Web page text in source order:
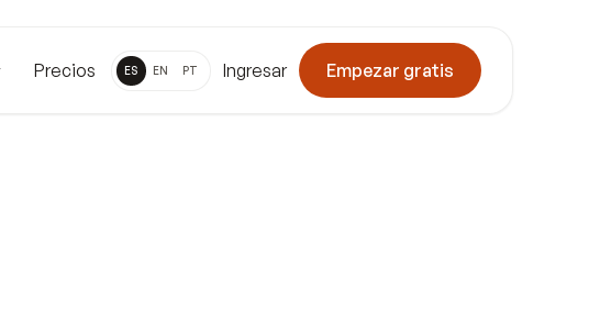
Precios ES EN PT Ingresar Empezar gratis